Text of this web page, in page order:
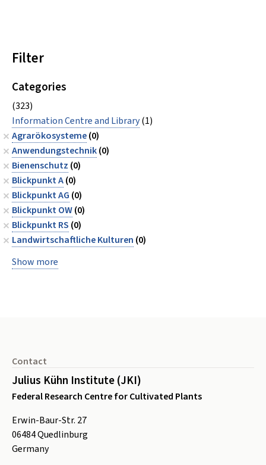
Filter
Categories
(323)
Information Centre and Library(1)
Agrarökosysteme(0)
Anwendungstechnik(0)
Bienenschutz (0)
Blickpunkt A(0)
Blickpunkt AG (0)
Blickpunkt OW(0)
Blickpunkt RS (0)
Landwirtschaftliche Kulturen (0)
Show more
Contact
Julius Kühn Institute (JKI)
Federal Research Centre for Cultivated Plants
Erwin-Baur-Str. 27
06484Quedlinburg
Germany